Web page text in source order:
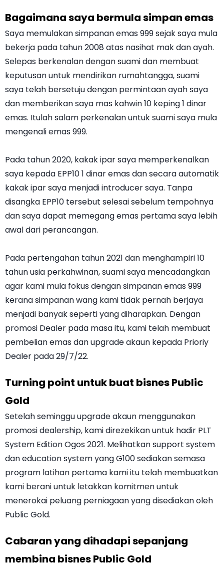
Bagaimana saya bermula simpan emas
Saya memulakan simpanan emas 999 sejak saya mula
bekerja pada tahun 2008 atas nasihat mak dan ayah.
Selepas berkenalan dengan suami dan membuat
keputusan untuk mendirikan rumahtangga, suami
saya telah bersetuju dengan permintaan ayah saya
dan memberikan saya mas kahwin 10 keping 1 dinar
emas. Itulah salam perkenalan untuk suami saya mula
mengenali emas 999.
Pada tahun 2020, kakak ipar saya memperkenalkan
saya kepada EPP10 1 dinar emas dan secara automatik
kakak ipar saya menjadi introducer saya. Tanpa
disangka EPP10 tersebut selesai sebelum tempohnya
dan saya dapat memegang emas pertama saya lebih
awal dari perancangan.
Pada pertengahan tahun 2021 dan menghampiri 10
tahun usia perkahwinan, suami saya mencadangkan
agar kami mula fokus dengan simpanan emas 999
kerana simpanan wang kami tidak pernah berjaya
menjadi banyak seperti yang diharapkan. Dengan
promosi Dealer pada masa itu, kami telah membuat
pembelian emas dan upgrade akaun kepada Prioriy
Dealer pada 29/7/22.
Turning point untuk buat bisnes Public
Gold
Setelah seminggu upgrade akaun menggunakan
promosi dealership, kami direzekikan untuk hadir PLT
System Edition Ogos 2021. Melihatkan support system
dan education system yang G100 sediakan semasa
program latihan pertama kami itu telah membuatkan
kami berani untuk letakkan komitmen untuk
menerokai peluang perniagaan yang disediakan oleh
Public Gold.
Cabaran yang dihadapi sepanjang
membina bisnes Public Gold